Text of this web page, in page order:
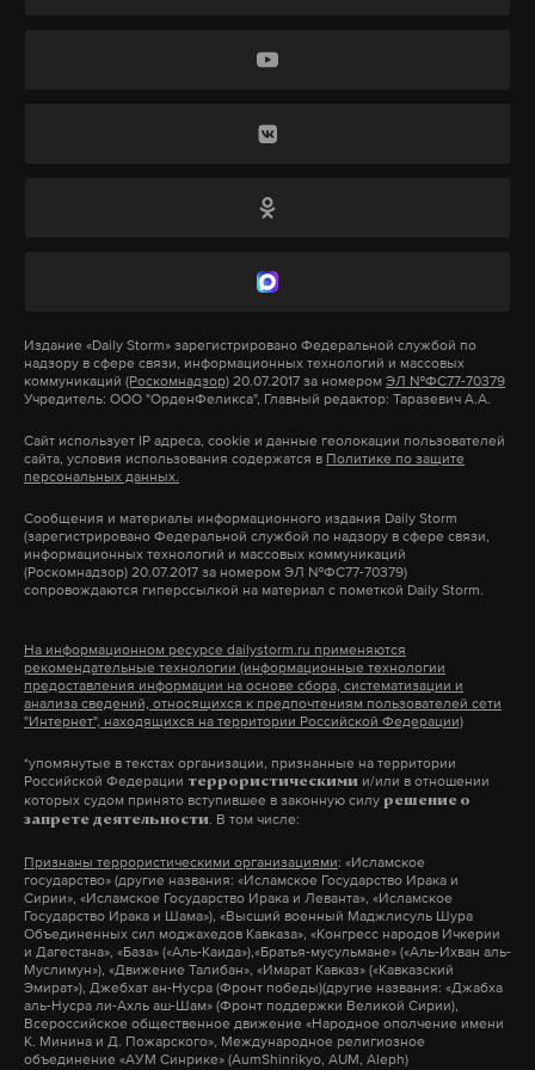
Киеву. Прекратились и поставки оружия и
непростой демографической обстановке, отметил
«Мы все это знаем, понимаем, видим, скорбим,
воздержания, наоборот, помогают», — отметил он.
Иерей рассказал, что в дореволюционной России
наблюдался рост числа рожденных со сдвигом в
Сейчас такая зависимость едва заметна, потому
что, по статистике, воздержание от секса во время
поста не так широко распространено.
«Я в свое время рецензировал одну
постов. Но так как в настоящее время все-таки
постящихся не так много, эта зависимость не
была заметна, а сейчас — не так», — говорит
священник.
Савченко призвал людей следовать посту, потому
что, по его словам, это несет большую пользу во
всех отношениях.
Великий пост в 2025 году длится с 3 марта по 19
апреля. 20 апреля Русская православная церковь
отмечает праздник Светлого Христова
Издание «Daily Storm» зарегистрировано Федеральной службой по
надзору в сфере связи, информационных технологий и массовых
коммуникаций (Роскомнадзор) 20.07.2017 за номером ЭЛ №ФС77-70379
Учредитель: ООО "ОрденФеликса", Главный редактор: Таразевич А.А.
Сайт использует IP адреса, cookie и данные геолокации пользователей
сайта, условия использования содержатся в Политике по защите
персональных данных.
Сообщения и материалы информационного издания Daily Storm
(зарегистрировано Федеральной службой по надзору в сфере связи,
информационных технологий и массовых коммуникаций
(Роскомнадзор) 20.07.2017 за номером ЭЛ №ФС77-70379)
сопровождаются гиперссылкой на материал с пометкой Daily Storm.
На информационном ресурсе dailystorm.ru применяются
рекомендательные технологии (информационные технологии
предоставления информации на основе сбора, систематизации и
анализа сведений, относящихся к предпочтениям пользователей сети
"Интернет", находящихся на территории Российской Федерации)
*упомянутые в текстах организации, признанные на территории
Российской Федерации террористическими и/или в отношении
которых судом принято вступившее в законную силу решение о
запрете деятельности. В том числе:
Признаны террористическими организациями: «Исламское
государство» (другие названия: «Исламское Государство Ирака и
Сирии», «Исламское Государство Ирака и Леванта», «Исламское
Государство Ирака и Шама»), «Высший военный Маджлисуль Шура
Объединенных сил моджахедов Кавказа», «Конгресс народов Ичкерии
и Дагестана», «База» («Аль-Каида»),«Братья-мусульмане» («Аль-Ихван аль-
Муслимун»), «Движение Талибан», «Имарат Кавказ» («Кавказский
Эмират»), Джебхат ан-Нусра (Фронт победы)(другие названия: «Джабха
аль-Нусра ли-Ахль аш-Шам» (Фронт поддержки Великой Сирии),
Всероссийское общественное движение «Народное ополчение имени
К. Минина и Д. Пожарского», Международное религиозное
объединение «АУМ Синрике» (AumShinrikyo, AUM, Aleph)